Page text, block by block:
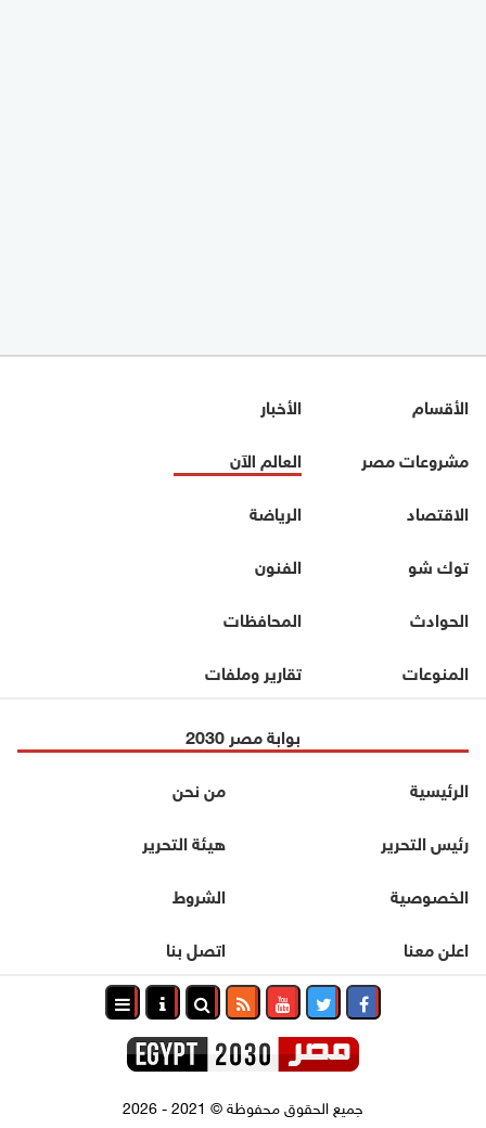
الأقسام
الأخبار
مشروعات مصر
العالم الآن
الاقتصاد
الرياضة
توك شو
الفنون
الحوادث
المحافظات
المنوعات
تقارير وملفات
بوابة مصر 2030
الرئيسية
من نحن
رئيس التحرير
هيئة التحرير
الخصوصية
الشروط
اعلن معنا
اتصل بنا
جميع الحقوق محفوظة©